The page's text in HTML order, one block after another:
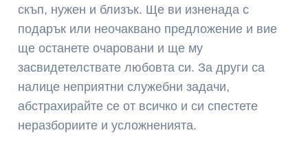
скъп, нужен и близък. Ще ви изненада с
подарък или неочаквано предложение и вие
ще останете очаровани и ще му
засвидетелствате любовта си. За други са
налице неприятни служебни задачи,
абстрахирайте се от всичко и си спестете
неразбориите и усложненията.